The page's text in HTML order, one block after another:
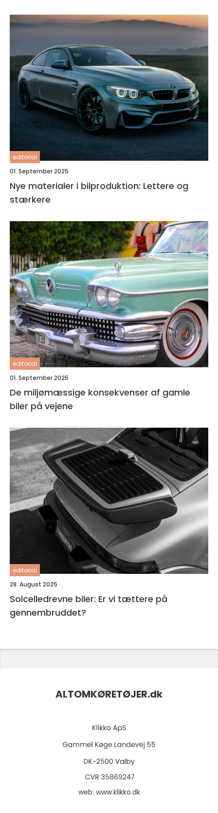
editorial
01. September 2025
Nye materialer i bilproduktion: Lettere og
stærkere
editorial
01. September 2025
De miljømæssige konsekvenser af gamle
biler på vejene
editorial
28. August 2025
Solcelledrevne biler: Er vi tættere på
gennembruddet?
ALTOMKØRETØJER.dk
web: www.klikko.dk